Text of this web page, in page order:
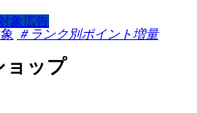
象広告
＃ランク別ポイント増量
ョップ